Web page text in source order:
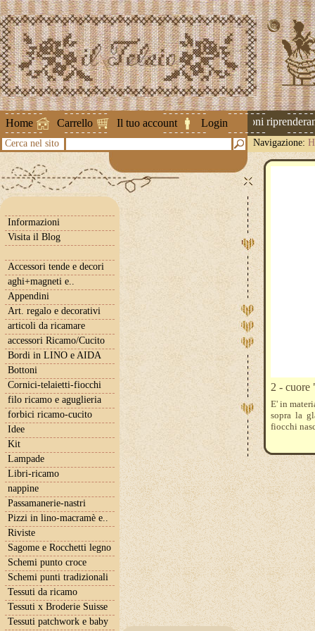
Home Carrello Il tuo account Login
Attenzione ! Le spedizioni
Cerca nel sito Navigazione:
Informazioni
Visita il Blog
Accessori tende e decori
aghi+magneti e..
Appendini
Art. regalo e decorativi
articoli da ricamare
accessori Ricamo/Cucito
Bordi in LINO e AIDA
Bottoni
Cornici-telaietti-fiocchi
filo ricamo e aguglieria
forbici ricamo-cucito
Idee
Kit
Lampade
Libri-ricamo
nappine
Passamanerie-nastri
Pizzi in lino-macramè e..
Riviste
Sagome e Rocchetti legno
Schemi punto croce
Schemi punti tradizionali
Tessuti da ricamo
Tessuti x Broderie Suisse
Tessuti patchwork e baby
2 - cuore
E' in
sopra la
fiocchi